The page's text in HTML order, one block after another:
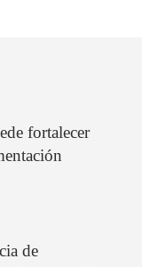
fortalecer
de